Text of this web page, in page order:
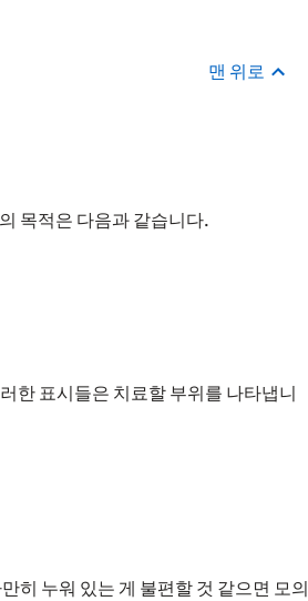
맨 위로
목적은 다음과 같습니다.
한 표시들은 치료할 부위를 나타냅니
히 누워 있는 게 불편할 것 같으면 모의